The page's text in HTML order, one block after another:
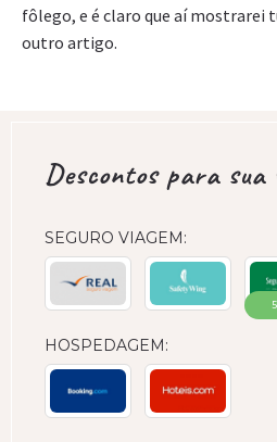
fôlego, e é claro que aí mostrarei
outro artigo.
Descontos para sua
SEGURO VIAGEM:
HOSPEDAGEM: